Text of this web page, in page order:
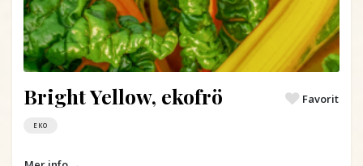
Bright Yellow, ekofrö Favorit
EKO